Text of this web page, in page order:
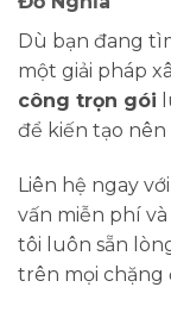
Dù bạn đang
một giải pháp
công trọn gói
để kiến tạo
Liên hệ ngay với
vấn miễn phí
tôi luôn sẵn
trên mọi chặng